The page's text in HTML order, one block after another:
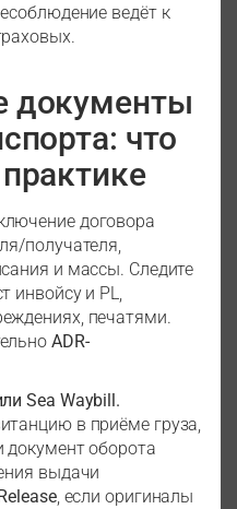
ведёт к
документы
что
договора
получателя,
и массы. Следите
инвойсу и PL,
печатями.
ADR-
Sea Waybill.
в приёме груза,
документ оборота
выдачи
, если оригиналы